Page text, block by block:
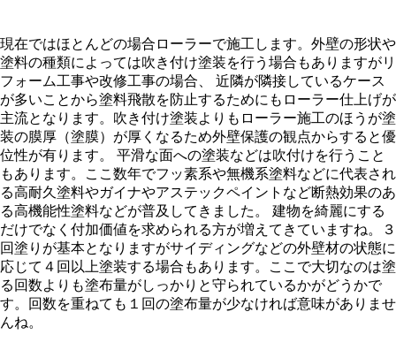
現在ではほとんどの場合ローラーで施工します。外壁の形状や
塗料の種類によっては吹き付け塗装を行う場合もありますがリ
フォーム工事や改修工事の場合、 近隣が隣接しているケース
が多いことから塗料飛散を防止するためにもローラー仕上げが
主流となります。吹き付け塗装よりもローラー施工のほうが塗
装の膜厚（塗膜）が厚くなるため外壁保護の観点からすると優
位性が有ります。 平滑な面への塗装などは吹付けを行うこと
もあります。ここ数年でフッ素系や無機系塗料などに代表され
る高耐久塗料やガイナやアステックペイントなど断熱効果のあ
る高機能性塗料などが普及してきました。 建物を綺麗にする
だけでなく付加価値を求められる方が増えてきていますね。３
回塗りが基本となりますがサイディングなどの外壁材の状態に
応じて４回以上塗装する場合もあります。ここで大切なのは塗
る回数よりも塗布量がしっかりと守られているかがどうかで
す。回数を重ねても１回の塗布量が少なければ意味がありませ
んね。